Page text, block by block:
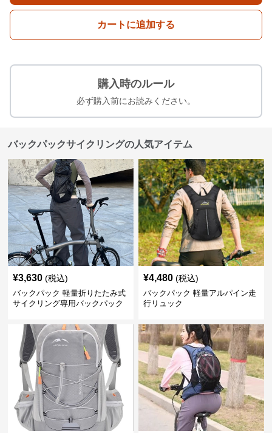
カートに追加する
購入時のルール
必ず購入前にお読みください。
バックパックサイクリングの人気アイテム
¥3,630 (税込)
バックパック 軽量折りたたみ式
サイクリング専用バックパック
¥4,480 (税込)
バックパック 軽量アルパイン走
行リュック